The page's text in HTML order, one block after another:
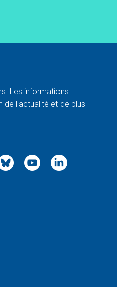
Les informations
de l'actualité et de plus